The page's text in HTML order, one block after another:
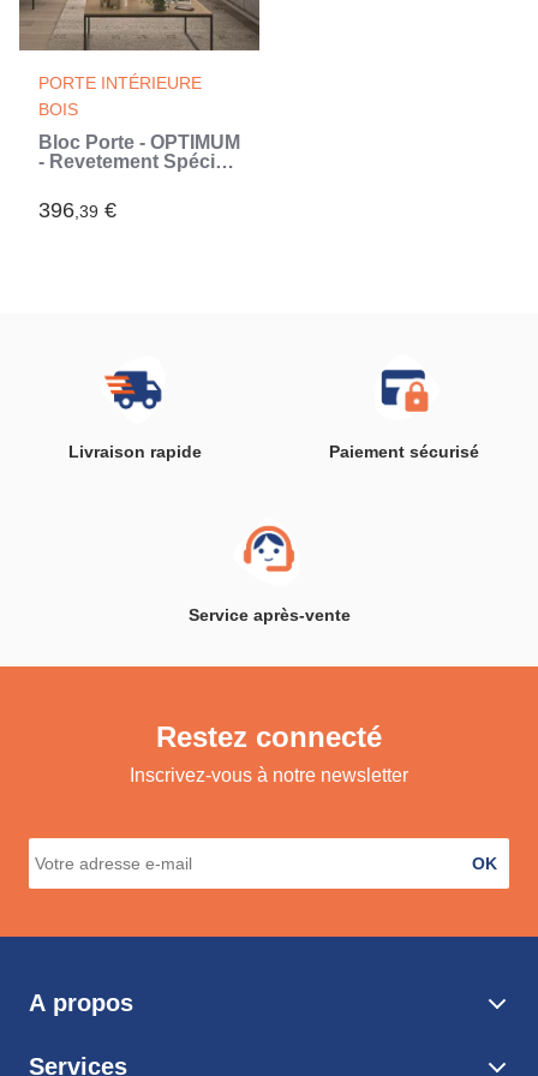
PORTE INTÉRIEURE
BOIS
Bloc Porte - OPTIMUM
- Revetement Spécial
4 cm, Serrure
magnétique,
396,39 €
Livraison rapide Paiement sécurisé
Service après-vente
Restez connecté
Inscrivez-vous à notre newsletter
OK
A propos
Services